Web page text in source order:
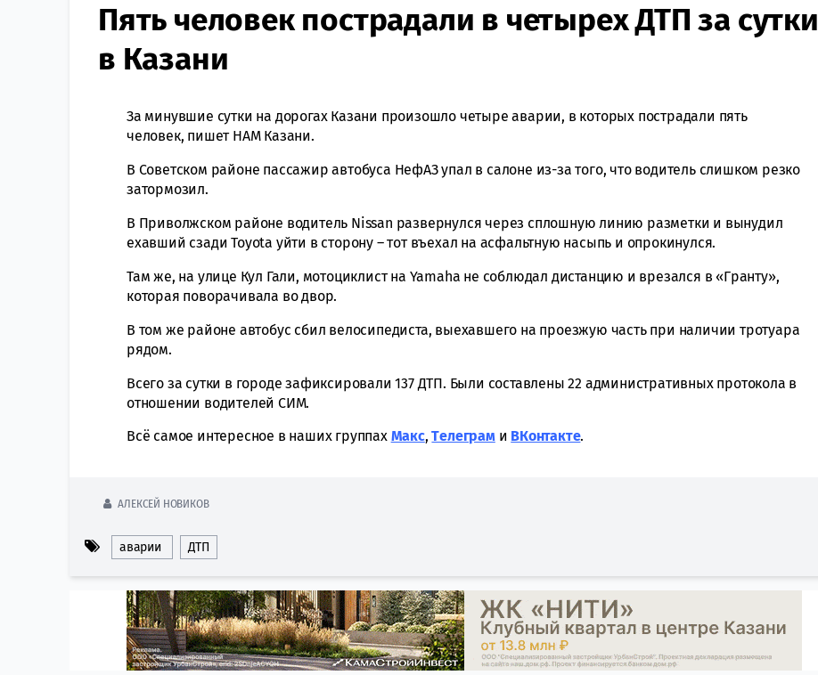
Пять человек пострадали в четырех ДТП за сутки
в Казани
За минувшие сутки на дорогах Казани произошло четыре аварии, в которых пострадали пять
человек, пишет НАМ Казани.
В Советском районе пассажир автобуса НефАЗ упал в салоне из-за того, что водитель слишком резко
затормозил.
В Приволжском районе водитель Nissan развернулся через сплошную линию разметки и вынудил
ехавший сзади Toyota уйти в сторону – тот въехал на асфальтную насыпь и опрокинулся.
Там же, на улице Кул Гали, мотоциклист на Yamaha не соблюдал дистанцию и врезался в «Гранту»,
которая поворачивала во двор.
В том же районе автобус сбил велосипедиста, выехавшего на проезжую часть при наличии тротуара
рядом.
Всего за сутки в городе зафиксировали 137 ДТП. Были составлены 22 административных протокола в
отношении водителей СИМ.
Всё самое интересное в наших группах Макс,Tелеграми ВКонтакте.
АЛЕКСЕЙ НОВИКОВ
аварии ДТП